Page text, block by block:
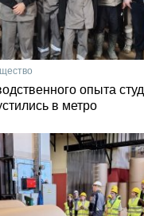
опыта
в метро